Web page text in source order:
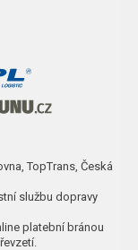
TopTrans, Česká
službu dopravy
platební bránou